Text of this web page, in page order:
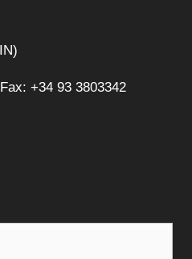
+34 93 3803342